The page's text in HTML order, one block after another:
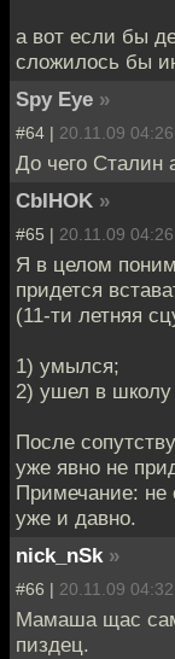
а вот если бы
сложилось бы
Spy Eye »
#64 | 20.11.09 04:26
До чего Сталин
CbIHOK »
#65 | 20.11.09 04:26
Я в целом
придется
(11-ти летняя
1) умылся;
2) ушел в школу
После
уже явно не
Примечание: не
уже и давно.
nick_nSk »
#66 | 20.11.09 04:32
Мамаша щас
пиздец.